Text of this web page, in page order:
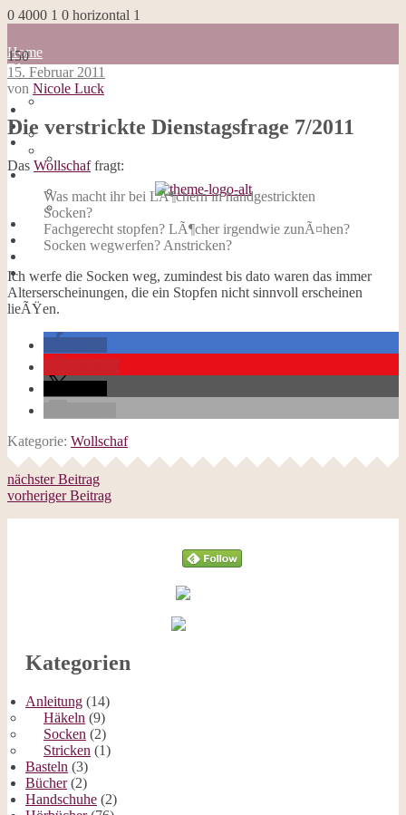
0 4000 1 0 horizontal 1
Home
Blog
about me
Impressum
Datenschutzerklärung
Galerie
Opal-Abos
Strickblogs
Hörbücher
150
Home
Blog
about me
100 Dinge
Impressum
Datenschutzerklärung
Cookies
Galerie
Opal-Abos
Hörbücher
15. Februar 2011
von Nicole Luck
Die verstrickte Dienstagsfrage 7/2011
Das Wollschaffragt:
Was macht ihr bei LÃ¶chern in handgestrickten
Socken?
Fachgerecht stopfen? LÃ¶cher irgendwie zunÃ¤hen?
Socken wegwerfen? Anstricken?
Ich werfe die Socken weg, zumindest bis dato waren das immer
Alterserscheinungen, die ein Stopfen nicht sinnvoll erscheinen
lieÃŸen.
Kategorie: Wollschaf
nächster Beitrag
vorheriger Beitrag
Kategorien
Anleitung (14)
Häkeln (9)
Socken (2)
Stricken (1)
Basteln (3)
Bücher(2)
Handschuhe (2)